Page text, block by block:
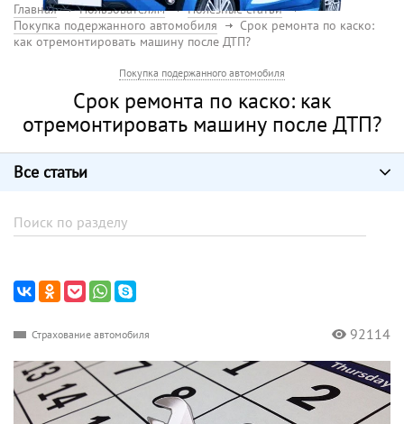
Главная Пользователям
Полезные статьи
Покупка подержанного автомобиля
Срок ремонта по каско:
как отремонтировать машину после ДТП?
Покупка подержанного автомобиля
Срок ремонта по каско: как
отремонтировать машину после ДТП?
Все статьи
Страхование автомобиля 92114